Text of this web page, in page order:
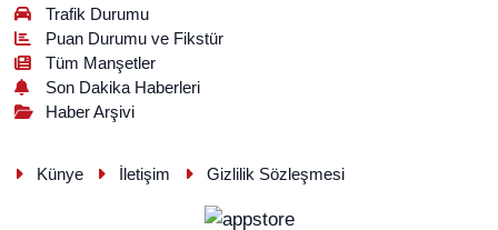
Trafik Durumu
Puan Durumu ve Fikstür
Tüm Manşetler
Son Dakika Haberleri
Haber Arşivi
Künye İletişim Gizlilik Sözleşmesi